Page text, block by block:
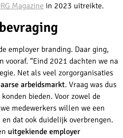
Magazine in 2023 uitreikte.
employer branding. Daar ging,
vooraf. “Eind 2021 dachten we na
Net als veel zorgorganisaties
arbeidsmarkt. Vraag was dus
bieden. Voor zowel de
medewerkers willen we een
dat ook duidelijk overbrengen.
uitgekiende employer